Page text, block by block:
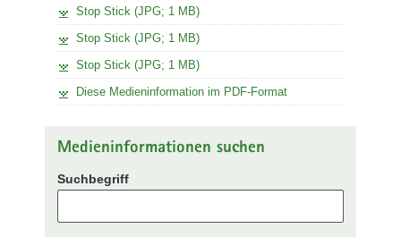
Stop Stick (JPG; 1 MB)
Stop Stick (JPG; 1 MB)
Stop Stick (JPG; 1 MB)
Diese Medieninformation im PDF-Format
Medieninformationen suchen
Suchbegriff